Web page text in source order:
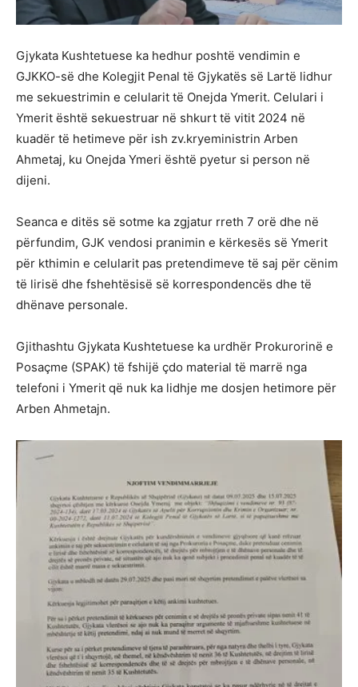
Gjykata Kushtetuese ka hedhur poshtë vendimin e
GJKKO-së dhe Kolegjit Penal të Gjykatës së Lartë lidhur
me sekuestrimin e celularit të Onejda Ymerit. Celulari i
Ymerit është sekuestruar në shkurt të vitit 2024 në
kuadër të hetimeve për ish zv.kryeministrin Arben
Ahmetaj, ku Onejda Ymeri është pyetur si person në
dijeni.
Seanca e ditës së sotme ka zgjatur rreth 7 orë dhe në
përfundim, GJK vendosi pranimin e kërkesës së Ymerit
për kthimin e celularit pas pretendimeve të saj për cënim
të lirisë dhe fshehtësisë së korrespondencës dhe të
dhënave personale.
Gjithashtu Gjykata Kushtetuese ka urdhër Prokurorinë e
Posaçme (SPAK) të fshijë çdo material të marrë nga
telefoni i Ymerit që nuk ka lidhje me dosjen hetimore për
Arben Ahmetajn.